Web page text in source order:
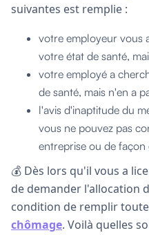
suivantes est remplie :
votre employeur vous
votre état de santé,
votre employé a
de santé, mais n'en a
l'avis d'inaptitude du
vous ne pouvez pas
entreprise ou de façon
💰 Dès lors qu'il vous a
de demander l'allocation
condition de remplir
chômage. Voilà quelles